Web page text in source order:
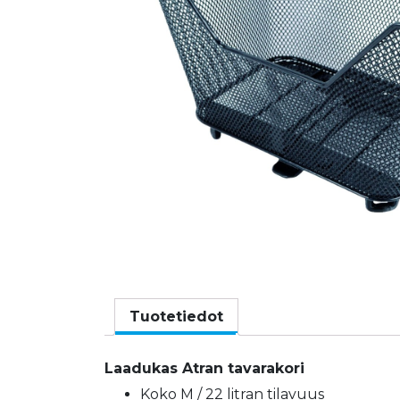
Tuotetiedot
Laadukas Atran tavarakori
Koko M / 22 litran tilavuus